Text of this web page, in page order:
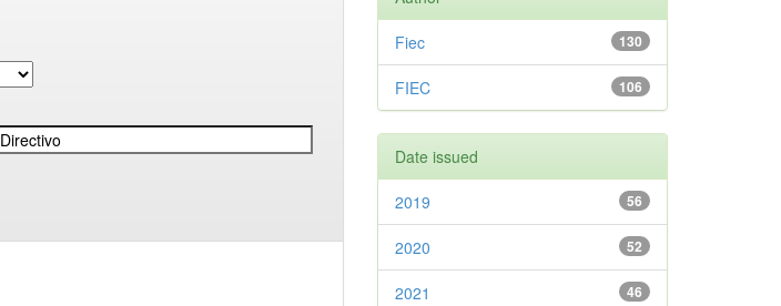
130
Fiec
106
FIEC
Date issued
56
2019
52
2020
46
2021